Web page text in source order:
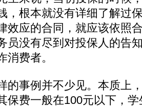
，根本就没有详细了解过
效应的合同，就应该依照
员没有尽到对投保人的告
消费者。
事例并不少见。本质上，
保费一般在100元以下，